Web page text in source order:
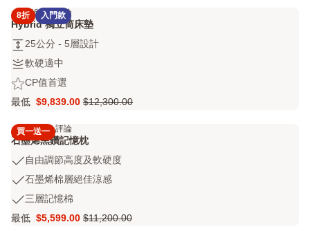
憶
枕
床
墊
保
潔
設
計
Q
氣
與
度
調
節
$15,079.00
$23,200.00
8折 入門款
4.2
out
of
5
6438
評
4.26438 評論
Hybrid 獨立筒床墊
25
公
分
-
5
設
計
25公分 - 5層設計
軟
硬
適
中
軟硬適中
CP
值
選
CP值首選
最低
Price
$9,839.00
$9,839.00
原
$12,300.00
$12,300.00
買一送一
4.3
out
of
2656
評
4.32656 評論
石墨烯黑鑽記憶枕
自
調
節
高
自由調節高度及軟硬度
石
烯
棉
石墨烯棉層絕佳涼感
三
層
三層記憶棉
最低
Price
$5,599.00
原
$11,200.00